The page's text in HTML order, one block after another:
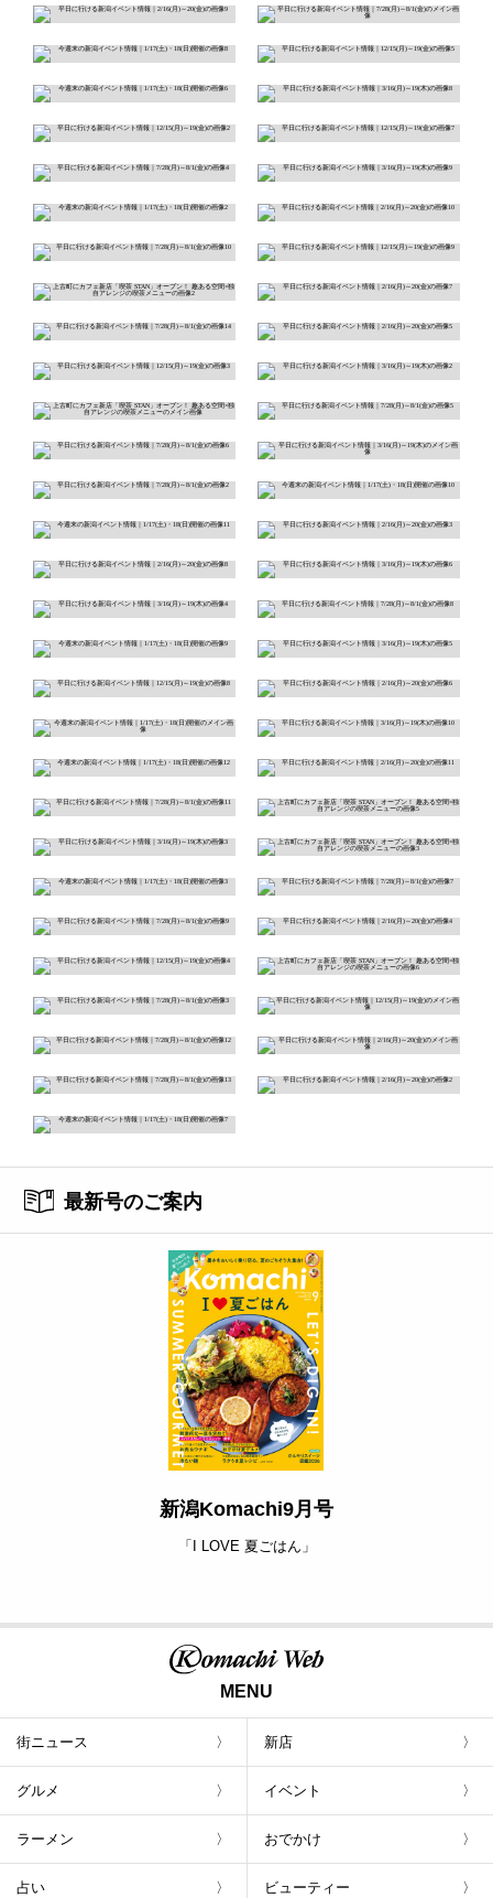
最新号のご案内
新潟Komachi9月号
「I LOVE 夏ごはん」
MENU
街ニュース 新店
グルメ イベント
ラーメン おでかけ
占い ビューティー